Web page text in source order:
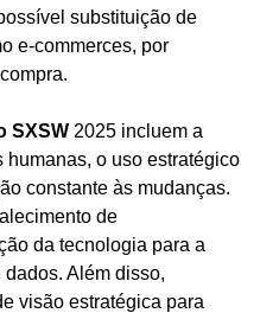
substituição de
e-commerces, por
SXSW 2025 incluem a
o uso estratégico
constante às mudanças.
de
da tecnologia para a
Além disso,
visão estratégica para